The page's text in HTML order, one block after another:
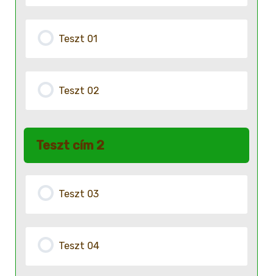
Teszt 01
Teszt 02
Teszt cím 2
Teszt 03
Teszt 04